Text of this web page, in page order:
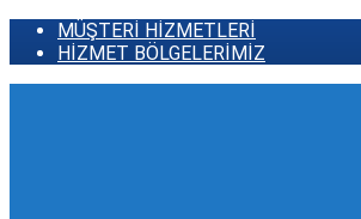
MÜŞTERİ HİZMETLERİ
HİZMET BÖLGELERİMİZ